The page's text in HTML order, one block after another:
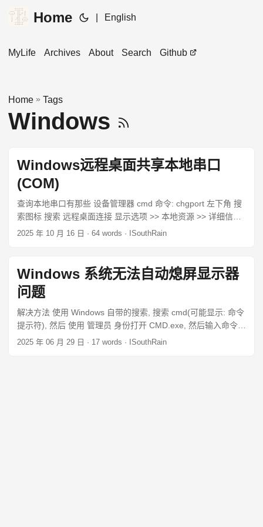
Home English
MyLife Archives About Search Github
Home » Tags
Windows
Windows远程桌面共享本地串口
(COM)
查询本地串口有那些 设备管理器 cmd 命令: chgport 左下角 搜
索图标 搜索 远程桌面连接 显示选项 >> 本地资源 >> 详细信息
>> 勾选 端口 被 远程那边使用 cmd 命令: chgport 查看是否有
powerful serial debugging assistant with strong practicability.
UartAssist 参考链接 windows远程桌面USB、COM端口及硬盘
驱动映射 - 电子真理 - 博客园 通过远程桌面协议配置串行或
COM 端口重定向 - Azure Virtual Desktop | Microsoft Learn通
过远程桌面协议配置串行或 COM 端口重定向 - Azure Virtual
Desktop | Microsoft Learn
2025 年 10 月 16 日 · 64 words · ISouthRain
Windows 系统无法自动熄屏显示器
问题
解决方法 使用 Windows 自带的搜索, 搜索 cmd(可能显示: 命令
提示符), 然后 使用 管理员 身份打开 CMD.exe, 然后输入命令:
powercfg -requests 然后看一下罗列出来的程序那些, 关掉就可
2025 年 06 月 29 日 · 17 words · ISouthRain